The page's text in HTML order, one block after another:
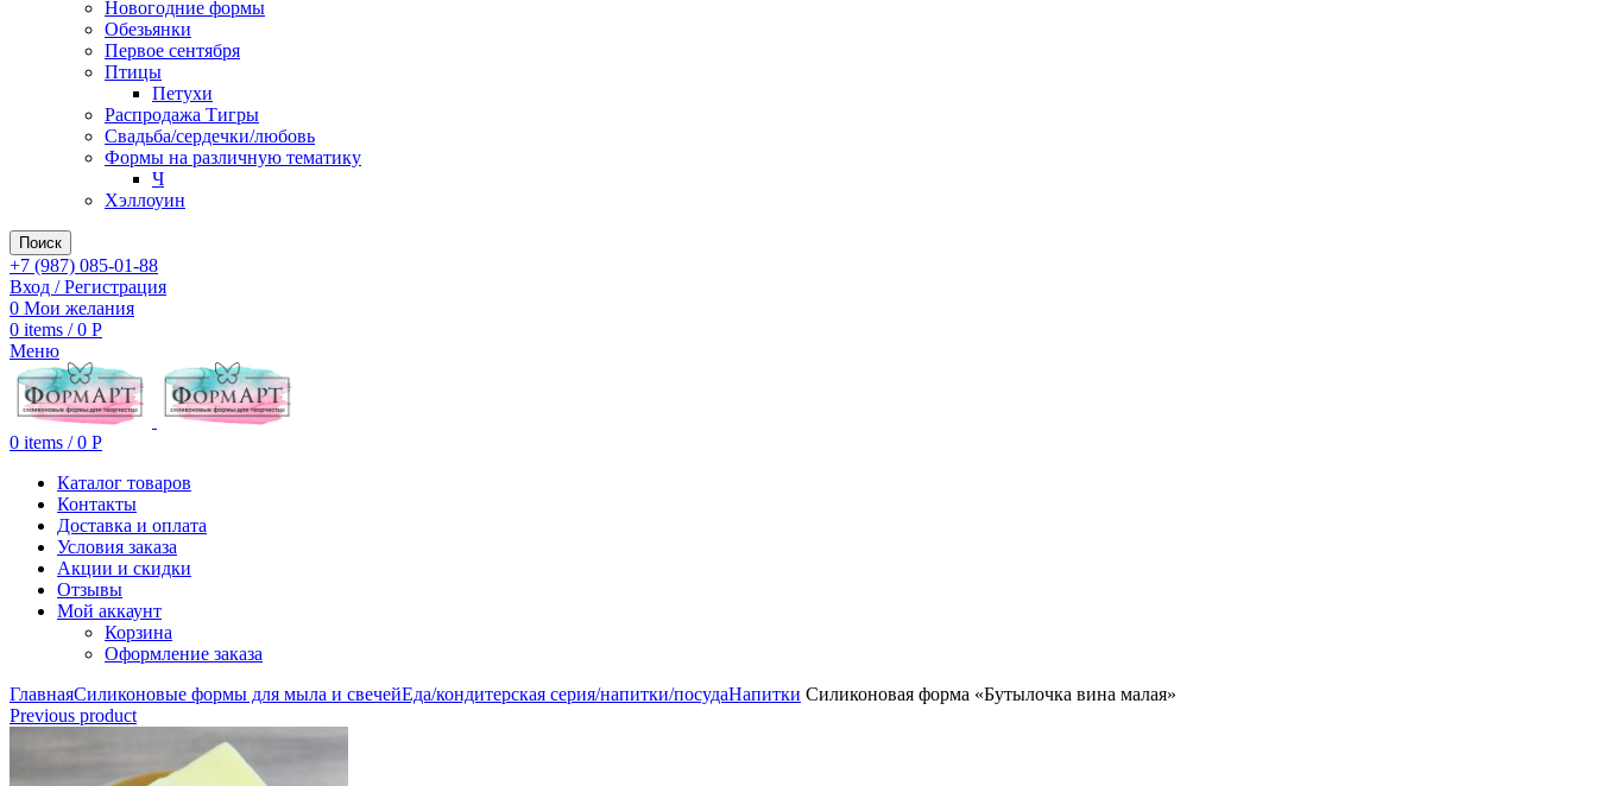
Новогодние формы
Обезьянки
Первое сентября
Птицы
Петухи
Распродажа Тигры
Свадьба/сердечки/любовь
Формы на различную тематику
Ч
Хэллоуин
Поиск
+7 (987) 085-01-88
Вход / Регистрация
0 Мои желания
0 items / 0 Р
Меню
0 items / 0 Р
Каталог товаров
Контакты
Доставка и оплата
Условия заказа
Акции и скидки
Отзывы
Мой аккаунт
Корзина
Оформление заказа
ГлавнаяСиликоновые формы для мыла и свечейЕда/кондитерская серия/напитки/посудаНапитки Силиконовая форма «Бутылочка вина малая»
Previous product